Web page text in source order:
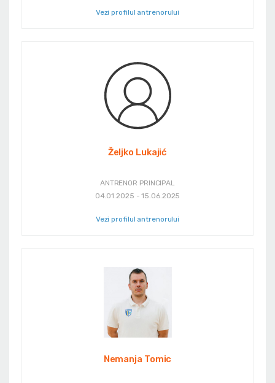
Vezi profilul antrenorului
Željko Lukajić
ANTRENOR PRINCIPAL
04.01.2025 - 15.06.2025
Vezi profilul antrenorului
Nemanja Tomic